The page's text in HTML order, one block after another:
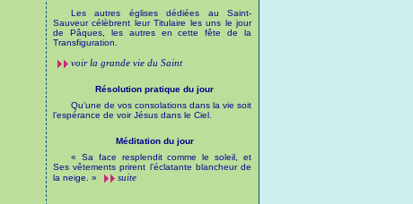
Les autres églises dédiées au Saint-
Sauveur célèbrent leur Titulaire les uns le jour
de Pâques, les autres en cette fête de la
Transfiguration.
voir la grande vie du Saint
Résolution pratique du jour
Qu’une de vos consolations dans la vie soit
l’espérance de voir Jésus dans le Ciel.
Méditation du jour
« Sa face resplendit comme le soleil, et
Ses vêtements prirent l’éclatante blancheur de
la neige. »
suite